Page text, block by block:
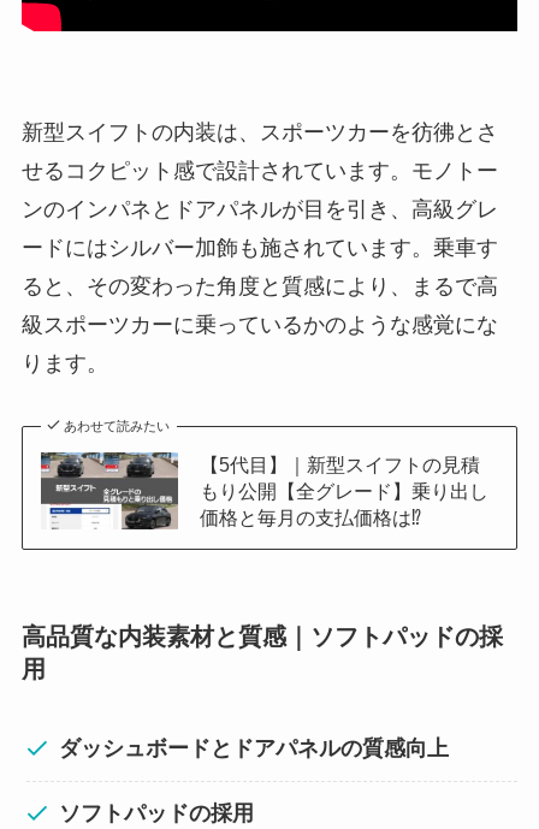
新型スイフトの内装は、スポーツカーを彷彿とさ
せるコクピット感で設計されています。モノトー
ンのインパネとドアパネルが目を引き、高級グレ
ードにはシルバー加飾も施されています。乗車す
ると、その変わった角度と質感により、まるで高
級スポーツカーに乗っているかのような感覚にな
ります。
あわせて読みたい
【5代目】｜新型スイフトの見積
もり公開【全グレード】乗り出し
価格と毎月の支払価格は⁉
高品質な内装素材と質感｜ ソフトパッドの採
用
ダッシュボードとドアパネルの質感向上
ソフトパッドの採用